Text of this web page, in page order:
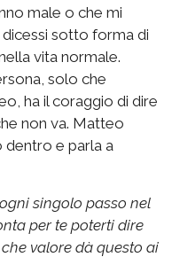
male o che mi
sotto forma di
vita normale.
solo che
ha il coraggio di dire
non va. Matteo
dentro e parla a
singolo passo nel
per te poterti dire
valore dà questo ai